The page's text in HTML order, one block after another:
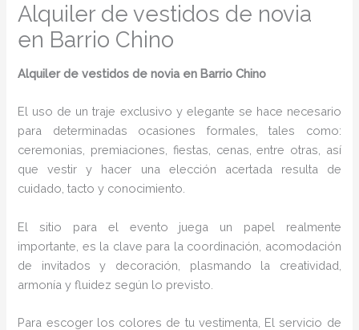
Alquiler de vestidos de novia
en Barrio Chino
Alquiler de vestidos de novia en Barrio Chino
El uso de un traje exclusivo y elegante se hace necesario
para determinadas ocasiones formales, tales como:
ceremonias, premiaciones, fiestas, cenas, entre otras, así
que vestir y hacer una elección acertada resulta de
cuidado, tacto y conocimiento.
El sitio para el evento juega un papel realmente
importante, es la clave para la coordinación, acomodación
de invitados y decoración, plasmando la creatividad,
armonía y fluidez según lo previsto.
Para escoger los colores de tu vestimenta, El servicio de